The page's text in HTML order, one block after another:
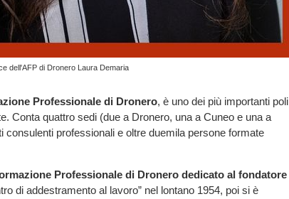
dell'AFP di Dronero Laura Demaria
Professionale di Dronero, è uno dei più importanti poli
Conta quattro sedi (due a Dronero, una a Cuneo e una a
professionali e oltre duemila persone formate
Professionale di Dronero dedicato al fondatore
di addestramento al lavoro” nel lontano 1954, poi si è